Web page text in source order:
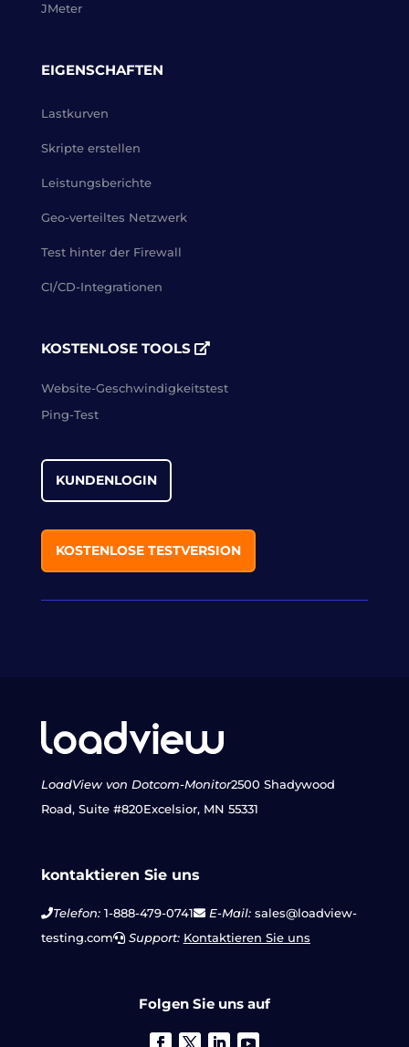
JMeter
EIGENSCHAFTEN
Lastkurven
Skripte erstellen
Leistungsberichte
Geo-verteiltes Netzwerk
Test hinter der Firewall
CI/CD-Integrationen
KOSTENLOSE TOOLS
Website-Geschwindigkeitstest
Ping-Test
KUNDENLOGIN
KOSTENLOSE TESTVERSION
LoadView von Dotcom-Monitor2500 Shadywood
Road, Suite #820Excelsior, MN 55331
kontaktieren Sie uns
Telefon:1-888-479-0741 E-Mail:sales@loadview-
testing.com
Support: Kontaktieren Sie uns
Folgen Sie uns auf